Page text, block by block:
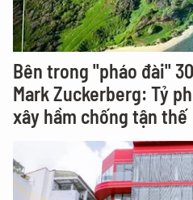
Bên trong "pháo đài"
Mark Zuckerberg: Tỷ
xây hầm chống tận thế